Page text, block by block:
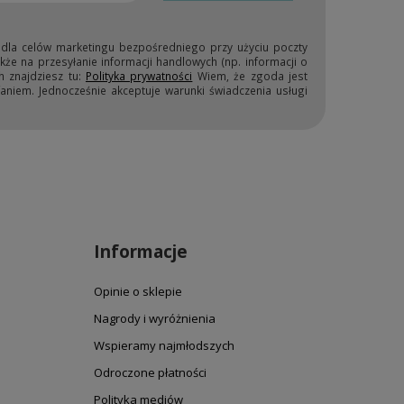
celów marketingu bezpośredniego przy użyciu poczty
na przesyłanie informacji handlowych (np. informacji o
znajdziesz tu: Polityka prywatności Wiem, że zgoda jest
Jednocześnie akceptuje warunki świadczenia usługi
Informacje
Opinie o sklepie
Nagrody i wyróżnienia
Wspieramy najmłodszych
Odroczone płatności
Polityka mediów